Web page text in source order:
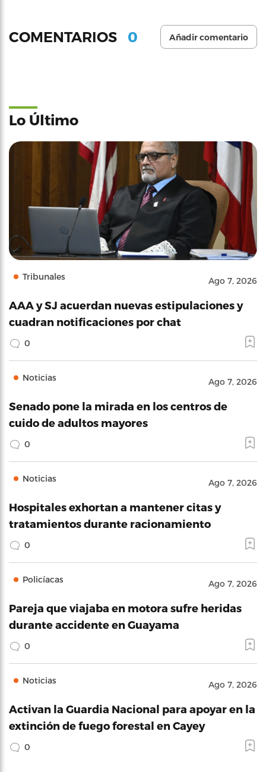
COMENTARIOS 0 Añadir comentario
Lo Último
Tribunales Ago 7, 2026
AAA y SJ acuerdan nuevas estipulaciones y
cuadran notificaciones por chat
0
Noticias Ago 7, 2026
Senado pone la mirada en los centros de
cuido de adultos mayores
0
Noticias Ago 7, 2026
Hospitales exhortan a mantener citas y
tratamientos durante racionamiento
0
Policíacas Ago 7, 2026
Pareja que viajaba en motora sufre heridas
durante accidente en Guayama
0
Noticias Ago 7, 2026
Activan la Guardia Nacional para apoyar en la
extinción de fuego forestal en Cayey
0